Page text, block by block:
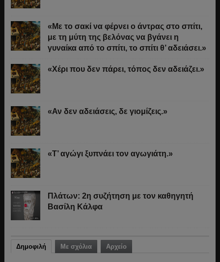
«Με το σακί να φέρνει ο άντρας στο σπίτι,
με τη μύτη της βελόνας να βγάνει η
γυναίκα από το σπίτι, το σπίτι θ’ αδειάσει.»
«Χέρι που δεν πάρει, τόπος δεν αδειάζει.»
«Αν δεν αδειάσεις, δε γιομίζεις.»
«Τ’ αγώγι ξυπνάει τον αγωγιάτη.»
Πλάτων: 2η συζήτηση με τον καθηγητή
Βασίλη Κάλφα
Δημοφιλή Με σχόλια Αρχείο